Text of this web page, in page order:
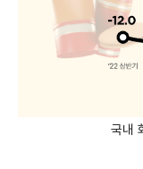
국내